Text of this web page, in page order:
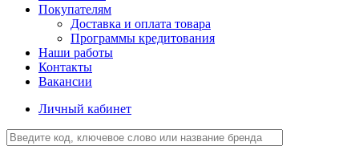
Покупателям
Доставка и оплата товара
Программы кредитования
Наши работы
Контакты
Вакансии
Личный кабинет